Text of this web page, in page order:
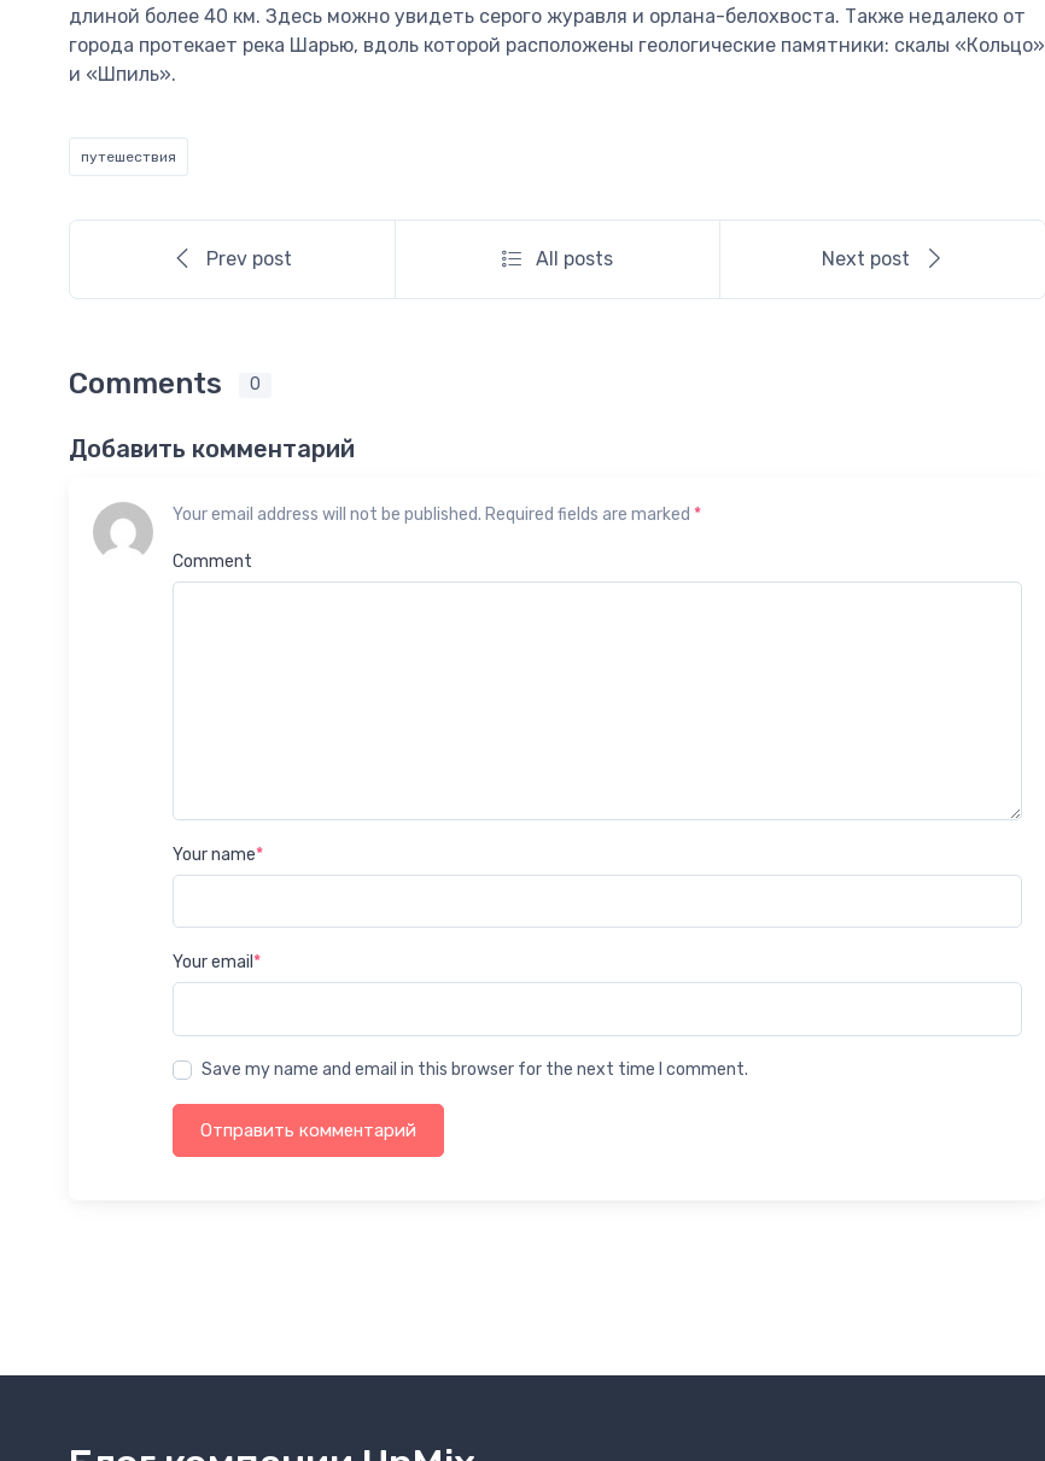
длиной более 40 км. Здесь можно увидеть серого журавля и орлана-белохвоста. Также недалеко от
города протекает река Шарью, вдоль которой расположены геологические памятники: скалы «Кольцо»
и «Шпиль».
путешествия
Prev post All posts Next post
Comments 0
Добавить комментарий
Your email address will not be published. Required fields are marked *
Comment
Your name*
Your email *
Save my name and email in this browser for the next time I comment.
Отправить комментарий